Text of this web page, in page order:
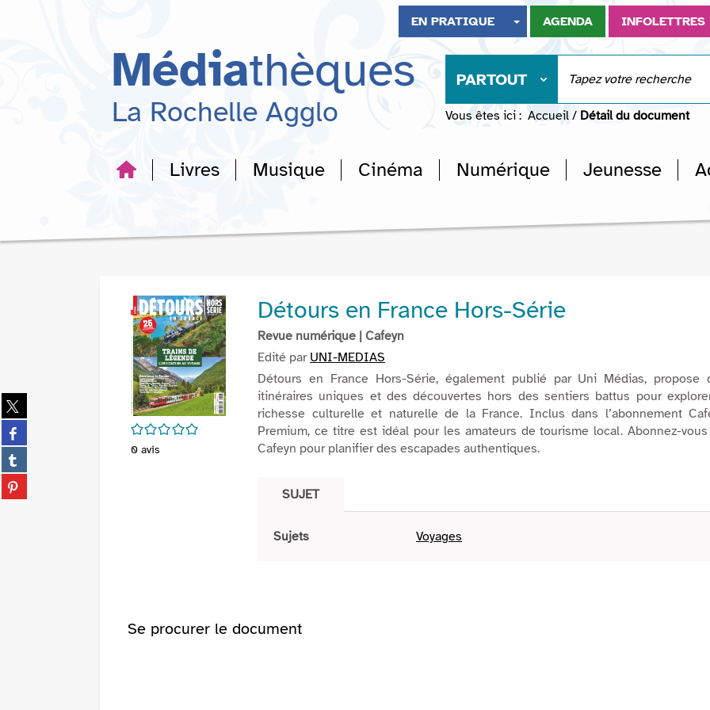
recherche
EN PRATIQUE AGENDA INFOLETTRES
Médiathèques
La Rochelle Agglo
PARTOUT
Vous êtes ici : Accueil / Détail du document
Livres Musique Cinéma Numérique Jeunesse
Partager
sur
twitter
(Nouvelle
fenêtre)
Partager
sur
facebook
(Nouvelle
fenêtre)
Partager
sur
tumblr
Partager
sur
/5
0 avis
Détours en France Hors-Série
Revue numérique | Cafeyn
Edité par UNI-MEDIAS
Détours en France Hors-Série, également publié par Uni Médias, propose
itinéraires uniques et des découvertes hors des sentiers battus pour
richesse culturelle et naturelle de la France. Inclus dans l’abonnement
Premium, ce titre est idéal pour les amateurs de tourisme local. Abonnez-
Cafeyn pour planifier des escapades authentiques.
SUJET
Sujets Voyages
Se procurer le document